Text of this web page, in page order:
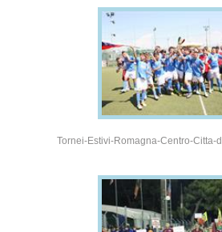
Tornei-Estivi-Romagna-Centro-Citta-